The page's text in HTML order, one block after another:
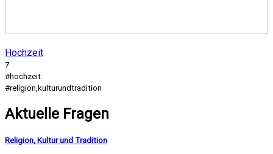
Hochzeit
7
#hochzeit
#religion,kulturundtradition
Aktuelle Fragen
Religion, Kultur und Tradition